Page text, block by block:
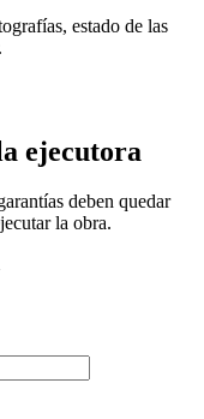
estado de las
ejecutora
deben quedar
la obra.